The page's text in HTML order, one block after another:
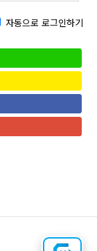
자동으로 로그인하기